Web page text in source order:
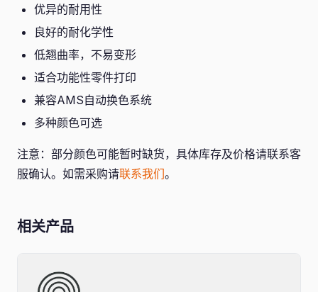
优异的耐用性
良好的耐化学性
低翘曲率，不易变形
适合功能性零件打印
兼容AMS自动换色系统
多种颜色可选
注意：部分颜色可能暂时缺货，具体库存及价格请联系客
服确认。如需采购请联系我们。
相关产品